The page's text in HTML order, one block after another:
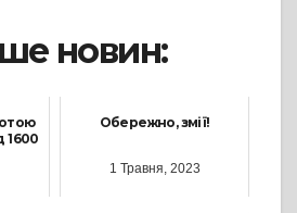
новин:
1600
Обережно, змії!
1 Травня, 2023